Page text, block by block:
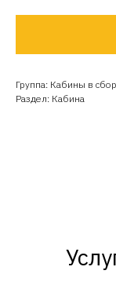
Группа: Кабины в
Раздел: Кабина